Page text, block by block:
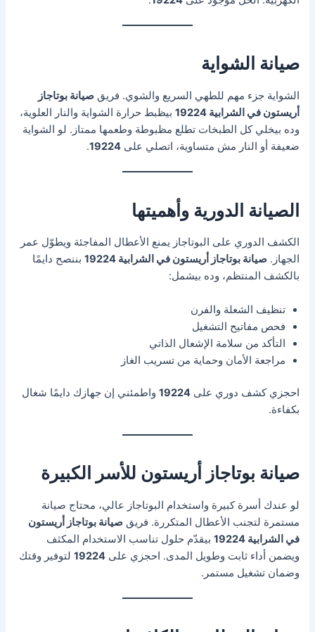
صيانة الشواية
الشواية جزء مهم للطهي السريع والشوي. فريقصيانة بوتاجاز
أريستون في الشرابية 19224
بيظبط حرارة الشواية والنار العلوية،
وده بيخلي كل الطبخات تطلع مظبوطة وطعمها ممتاز. لو الشواية
ضعيفة أو النار مش متساوية، اتصلي على19224
.
الصيانة الدورية وأهميتها
الكشف الدوري على البوتاجاز يمنع الأعطال المفاجئة ويطوّل عمر
الجهاز.صيانة بوتاجاز أريستون في الشرابية 19224
بننصح دايمًا
بالكشف المنتظم، وده بيشمل:
تنظيف الشعلة والفرن
فحص مفاتيح التشغيل
التأكد من سلامة الإشعال الذاتي
مراجعة الأمان وحماية من تسريب الغاز
احجزي كشف دوري على19224 واطمئني إن جهازك دايمًا شغال
بكفاءة.
صيانة بوتاجاز أريستون للأسر الكبيرة
لو عندك أسرة كبيرة واستخدام البوتاجاز عالي، محتاج صيانة
مستمرة لتجنب الأعطال المتكررة. فريقصيانة بوتاجاز أريستون
في الشرابية 19224
بيقدّم حلول تناسب الاستخدام المكثف
ويضمن أداء ثابت وطويل المدى. احجزي على19224 لتوفير وقتك
وضمان تشغيل مستمر.